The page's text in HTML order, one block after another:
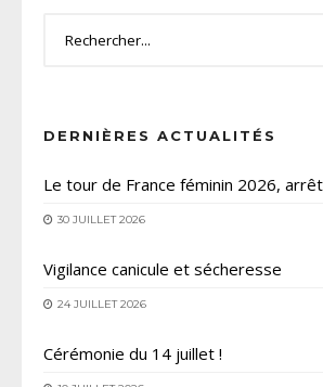
DERNIÈRES ACTUALITÉS
Le tour de France féminin 2026,
30 JUILLET 2026
Vigilance canicule et sécheresse
24 JUILLET 2026
Cérémonie du 14 juillet !